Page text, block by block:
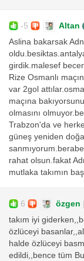
-5 Altan
Aslina bakarsak
girdik.malesef
Rize Osmanlı
var 2gol
maçına
olmasını
Trabzon'da ve
güneş yeniden
rahat olsun.fakat
mutlaka takımın
6 özgen
takım iyi
özlüceyi
halde özlüceyi
edildi,,bence tüm